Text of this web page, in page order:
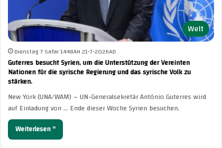
Welt
Dienstag 7 Safar 1448AH 21-7-2026AD
Guterres besucht Syrien, um die Unterstützung der Vereinten
Nationen für die syrische Regierung und das syrische Volk zu
stärken.
New York (UNA/WAM) – UN-Generalsekretär António Guterres wird
auf Einladung von … Ende dieser Woche Syrien besuchen.
Weiterlesen "